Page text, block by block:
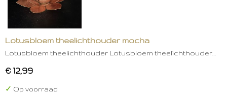
Lotusbloem theelichthouder mocha
Lotusbloem theelichthouder Lotusbloem theelichthouder…
€ 12,99
✓ Op voorraad